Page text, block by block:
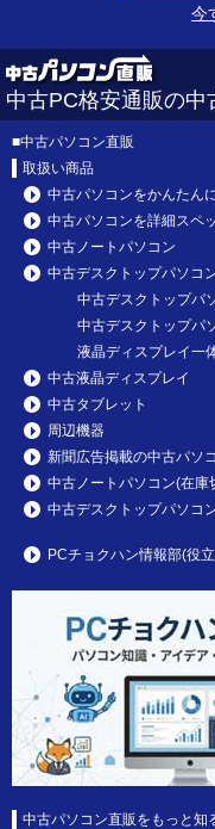
今
中古PC格安通販の中
■中古パソコン直販
取扱い商品
中古パソコンをかんたん
中古パソコンを詳細スペ
中古ノートパソコン
中古デスクトップパソコ
中古デスクトップパ
中古デスクトップパ
液晶ディスプレイ一
中古液晶ディスプレイ
中古タブレット
周辺機器
新聞広告掲載の中古パソ
中古ノートパソコン(在庫
中古デスクトップパソコ
PCチョクハン情報部(役
中古パソコン直販をもっと知